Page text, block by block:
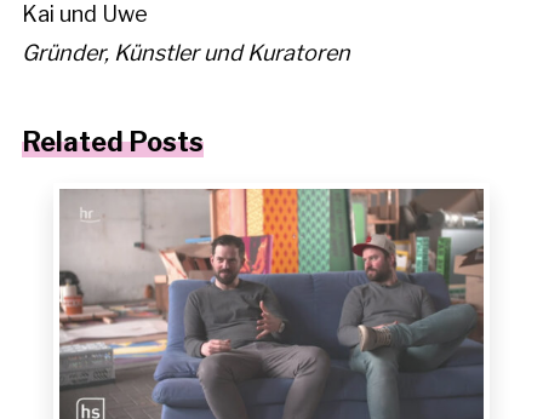
Kai und Uwe
Gründer, Künstler und Kuratoren
Related Posts